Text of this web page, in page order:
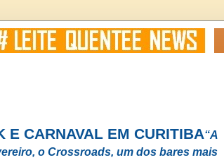
E CARNAVAL EM CURITIBA“A
o Crossroads, um dos bares mais